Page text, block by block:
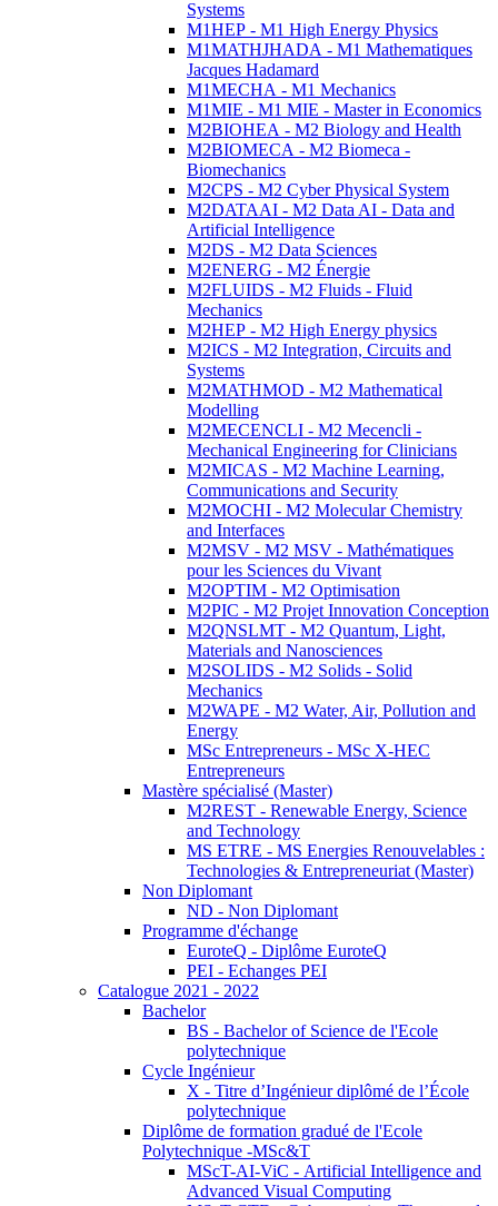
Systems
M1HEP - M1 High Energy Physics
M1MATHJHADA - M1 Mathematiques
Jacques Hadamard
M1MECHA - M1 Mechanics
M1MIE - M1 MIE - Master in Economics
M2BIOHEA - M2 Biology and Health
M2BIOMECA - M2 Biomeca -
Biomechanics
M2CPS - M2 Cyber Physical System
M2DATAAI - M2 Data AI - Data and
Artificial Intelligence
M2DS - M2 Data Sciences
M2ENERG - M2 Énergie
M2FLUIDS - M2 Fluids - Fluid
Mechanics
M2HEP - M2 High Energy physics
M2ICS - M2 Integration, Circuits and
Systems
M2MATHMOD - M2 Mathematical
Modelling
M2MECENCLI - M2 Mecencli -
Mechanical Engineering for Clinicians
M2MICAS - M2 Machine Learning,
Communications and Security
M2MOCHI - M2 Molecular Chemistry
and Interfaces
M2MSV - M2 MSV - Mathématiques
pour les Sciences du Vivant
M2OPTIM - M2 Optimisation
M2PIC - M2 Projet Innovation Conception
M2QNSLMT - M2 Quantum, Light,
Materials and Nanosciences
M2SOLIDS - M2 Solids - Solid
Mechanics
M2WAPE - M2 Water, Air, Pollution and
Energy
MSc Entrepreneurs - MSc X-HEC
Entrepreneurs
Mastère spécialisé (Master)
M2REST - Renewable Energy, Science
and Technology
MS ETRE - MS Energies Renouvelables :
Technologies & Entrepreneuriat (Master)
Non Diplomant
ND - Non Diplomant
Programme d'échange
EuroteQ - Diplôme EuroteQ
PEI - Echanges PEI
Catalogue 2021 - 2022
Bachelor
BS - Bachelor of Science de l'Ecole
polytechnique
Cycle Ingénieur
X - Titre d’Ingénieur diplômé de l’École
polytechnique
Diplôme de formation gradué de l'Ecole
Polytechnique -MSc&T
MScT-AI-ViC - Artificial Intelligence and
Advanced Visual Computing